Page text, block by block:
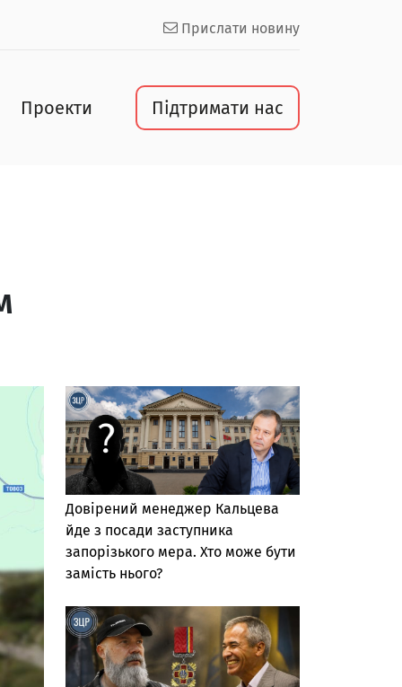
Прислати новину
Проекти Підтримати нас
Довірений менеджер Кальцева
йде з посади заступника
запорізького мера. Хто може бути
замість нього?